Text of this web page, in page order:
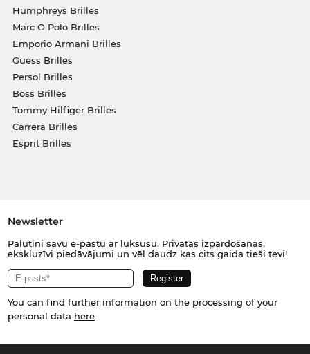
Humphreys Brilles
Marc O Polo Brilles
Emporio Armani Brilles
Guess Brilles
Persol Brilles
Boss Brilles
Tommy Hilfiger Brilles
Carrera Brilles
Esprit Brilles
Newsletter
Palutini savu e-pastu ar luksusu. Privātās izpārdošanas,
ekskluzīvi piedāvājumi un vēl daudz kas cits gaida tieši tevi!
You can find further information on the processing of your
personal data here